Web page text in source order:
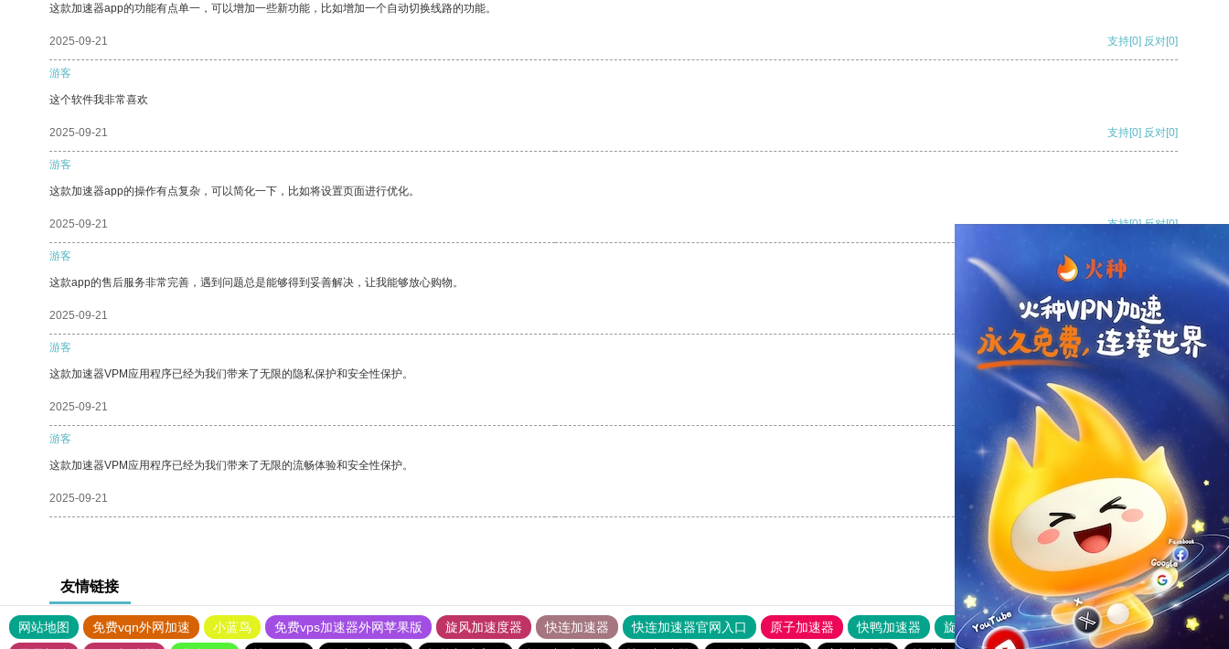
这款加速器app的功能有点单一，可以增加一些新功能，比如增加一个自动切换线路的功能。
2025-09-21 支持[0] 反对[0]
游客
这个软件我非常喜欢
2025-09-21 支持[0] 反对[0]
游客
这款加速器app的操作有点复杂，可以简化一下，比如将设置页面进行优化。
2025-09-21 支持[0] 反对[0]
游客
这款app的售后服务非常完善，遇到问题总是能够得到妥善解决，让我能够放心购物。
2025-09-21 支持[0] 反对
游客
这款加速器VPM应用程序已经为我们带来了无限的隐私保护和安全性保护。
2025-09-21 支持
游客
这款加速器VPM应用程序已经为我们带来了无限的流畅体验和安全性保护。
2025-09-21 支持 反对 [0]
友情链接
网站地图 免费vqn外网加速 小蓝鸟 免费vps加速器外网苹果版 旋风加速度器 快连加速器 快连加速器官网入口 原子加速器 快鸭加速器 旋风加速度器 外网网址导航
软件中心